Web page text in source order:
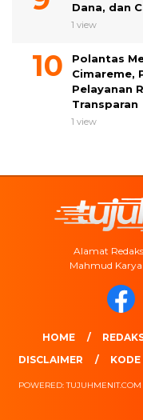
Dana, dan
1 view
Polantas
Cimareme,
Pelayanan
Transparan
1 view
Alamat
Mahmud
HOME
DISCLAIMER
POWERED: